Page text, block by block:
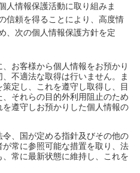
人情報保護活動に取り組みま
信頼を得ることにより、高度情
、次の個人情報保護方針を定
お客様から個人情報をお預かり
、不適法な取得は行いません。ま
定し、これを遵守し取得し、目
それらの目的外利用阻止のため
遵守しお預かりした個人情報の
、国が定める指針及びその他の
常に参照可能な措置を取り、法
常に最新状態に維持し、これを